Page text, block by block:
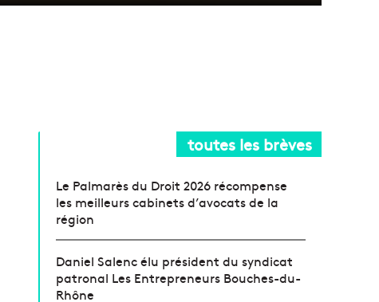
toutes les brèves
Le Palmarès du Droit 2026 récompense
les meilleurs cabinets d’avocats de la
région
Daniel Salenc élu président du syndicat
patronal Les Entrepreneurs Bouches-du-
Rhône